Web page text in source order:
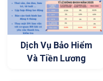
Dịch Vụ Bảo Hiểm
Và Tiền Lương